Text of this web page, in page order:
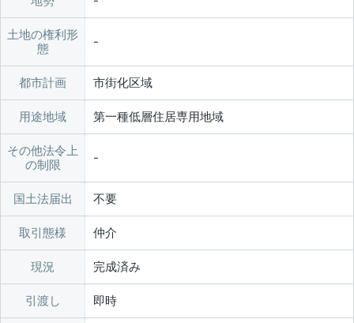
土地の権利形
態
都市計画 市街化区域
用途地域 第一種低層住居専用地域
その他法令上
の制限
国土法届出 不要
取引態様 仲介
現況 完成済み
引渡し 即時